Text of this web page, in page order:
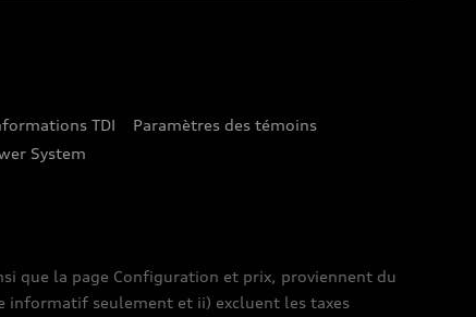
TDI
Paramètres des témoins
System
que la page Configuration et prix, proviennent du
informatif seulement et ii) excluent les taxes